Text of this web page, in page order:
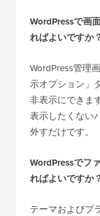
WordPressで画
ればよいですか
WordPress管理
示オプション」
非表示にできま
表示したくない
外すだけです。
WordPressでフ
ればよいですか
テーマおよびプ